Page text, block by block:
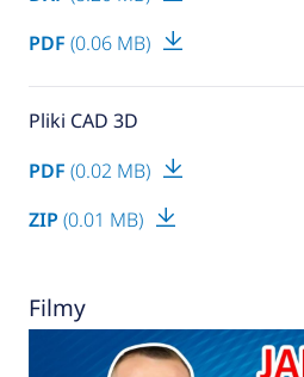
PDF (0.06 MB)
Pliki CAD 3D
PDF (0.02 MB)
ZIP (0.01 MB)
Filmy